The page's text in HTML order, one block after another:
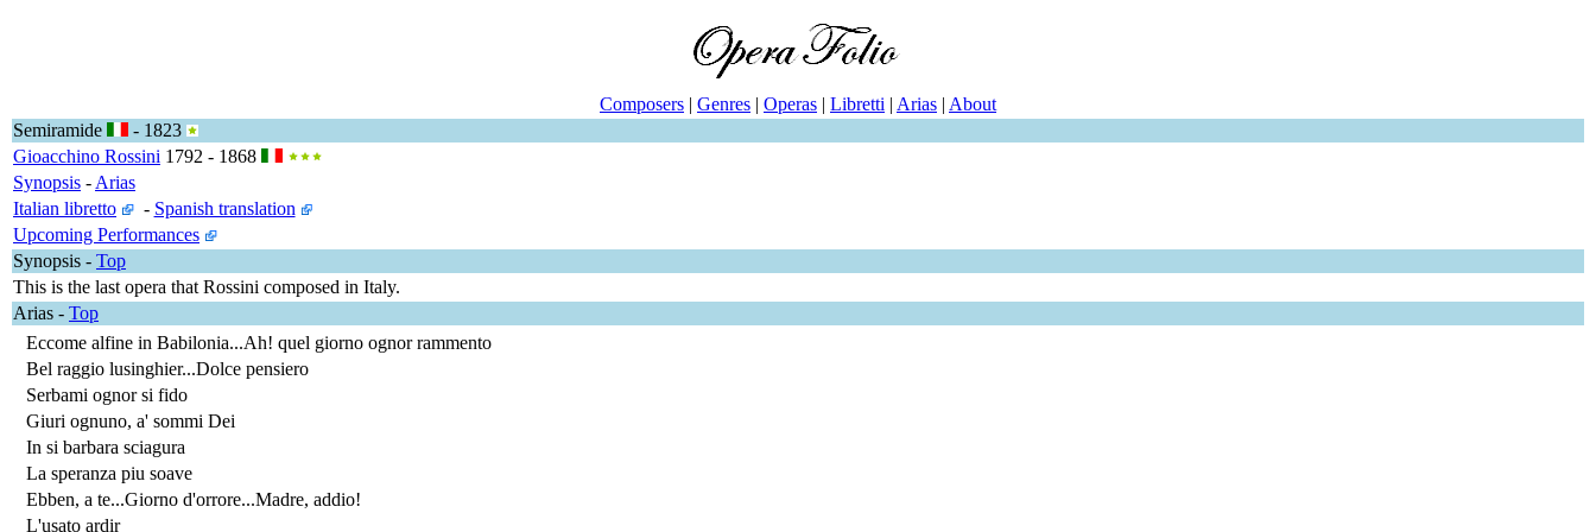
Composers | Genres | Operas | Libretti | Arias | About
Semiramide
- 1823
Gioacchino Rossini 1792 - 1868
Synopsis - Arias
Italian libretto
- Spanish translation
Upcoming Performances
Synopsis - Top
This is the last opera that Rossini composed in Italy.
Arias - Top
Eccome alfine in Babilonia...Ah! quel giorno ognor rammento
Bel raggio lusinghier...Dolce pensiero
Serbami ognor si fido
Giuri ognuno, a' sommi Dei
In si barbara sciagura
La speranza piu soave
Ebben, a te...Giorno d'orrore...Madre, addio!
L'usato ardir